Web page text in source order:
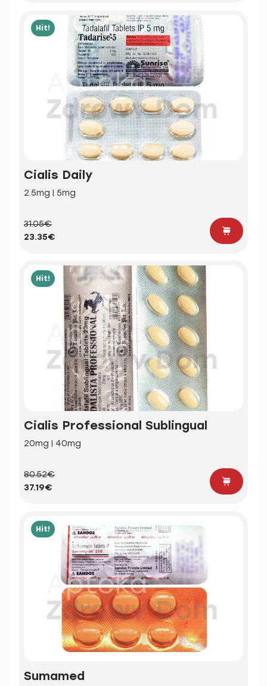
Hit!
Cialis Daily
2.5mg | 5mg
31.05€
23.35€
Hit!
Cialis Professional Sublingual
20mg | 40mg
80.52€
37.19€
Hit!
Sumamed